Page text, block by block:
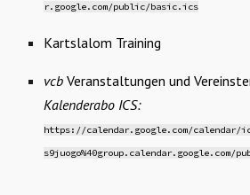
r.google.com/public/basic.ics
Kartslalom Training
vcbVeranstaltungen und
Kalenderabo ICS:
https://calendar.google.com/calendar/
s9juogo%40group.calendar.google.com/